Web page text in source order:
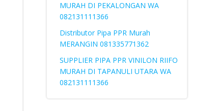
MURAH DI PEKALONGAN WA
082131111366
Distributor Pipa PPR Murah
MERANGIN 081335771362
SUPPLIER PIPA PPR VINILON RIIFO
MURAH DI TAPANULI UTARA WA
082131111366